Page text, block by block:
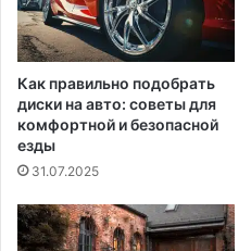
Как правильно подобрать
диски на авто: советы для
комфортной и безопасной
езды
31.07.2025